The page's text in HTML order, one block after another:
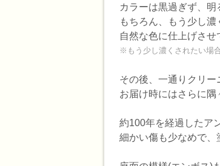
カラーは黒過ぎず、明
もちろん、もう少し
自然な色に仕上げさせ
※もう少し濃くされたい場
その後、一通りクリー
お届け時にはさらに隅
約100年を経過したア
細かい傷も少なめで、